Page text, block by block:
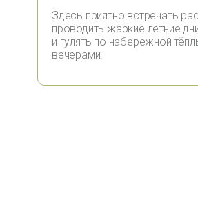
Здесь приятно встречать
проводить жаркие летние
и гулять по набережной
вечерами.